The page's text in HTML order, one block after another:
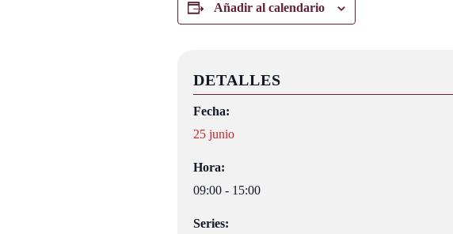
Añadir al calendario
DETALLES
Fecha:
25 junio
Hora:
09:00 - 15:00
Series: